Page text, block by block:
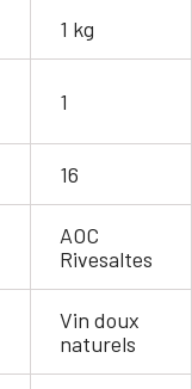
1 kg
1
16
AOC
Rivesaltes
Vin doux
naturels